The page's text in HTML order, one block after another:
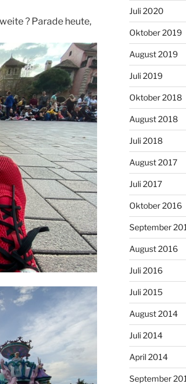
? Parade heute,
Juli 2020
Oktober 2019
August 2019
Juli 2019
Oktober 2018
August 2018
Juli 2018
August 2017
Juli 2017
Oktober 2016
September
August 2016
Juli 2016
Juli 2015
August 2014
Juli 2014
April 2014
September